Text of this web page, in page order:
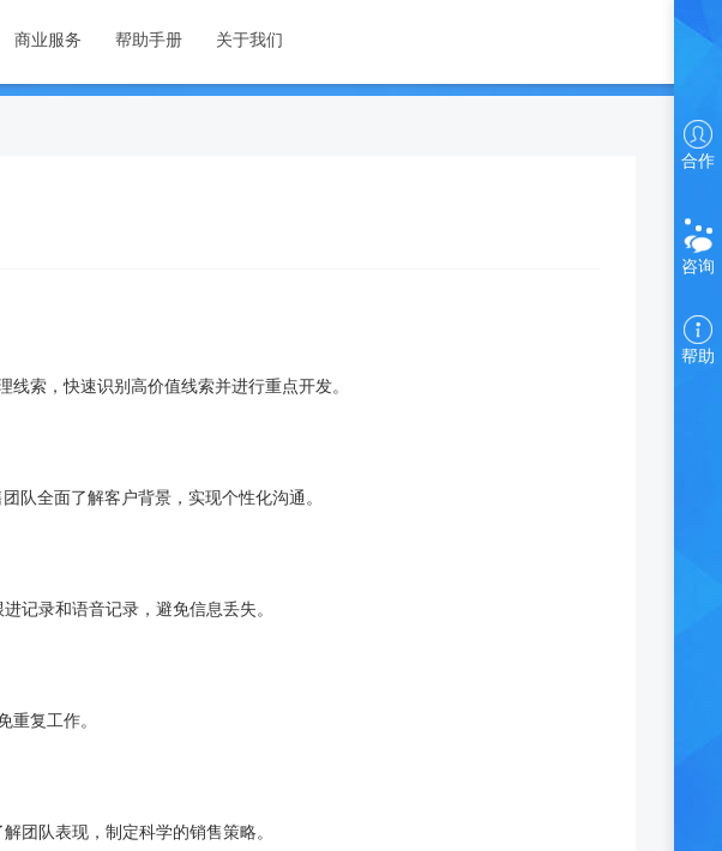
商业服务 帮助手册 关于我们
合作
咨询
帮助
索，快速识别高价值线索并进行重点开发。
队全面了解客户背景，实现个性化沟通。
记录和语音记录，避免信息丢失。
重复工作。
团队表现，制定科学的销售策略。